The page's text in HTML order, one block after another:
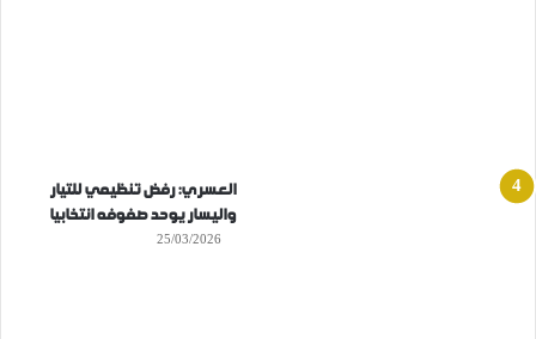
العسري: رفض تنظيمي للتيار
واليسار يوحد صفوفه انتخابيا
25/03/2026